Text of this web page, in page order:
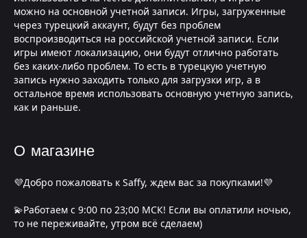
можно на основной учетной записи. Игры, загруженные
через турецкий аккаунт, будут без проблем
воспроизводиться на российской учетной записи. Если
игры имеют локализацию, они будут отлично работать
без каких-либо проблем. То есть в турецкую учетную
запись нужно заходить только для загрузки игр, а в
остальное время использовать основную учетную запись,
как и раньше.
О магазине
💜Добро пожаловать к Saffy, ждем вас за покупками!💜
💫Работаем с 9:00 по 23;00 МСК! Если вы оплатили ночью,
то не переживайте, утром всё сделаем)